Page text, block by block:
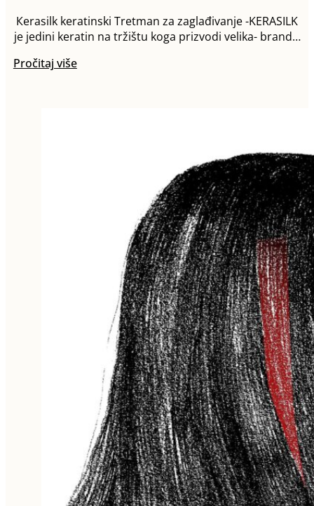
Кerasilk keratinski Tretman za zaglađivanje -KERASILK
je jedini keratin na tržištu koga prizvodi velika- brand…
Pročitaj više